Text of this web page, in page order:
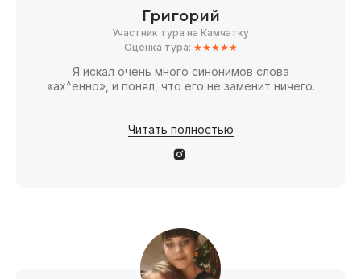
Григорий
Участник тура на Камчатку
Оценка тура: ★★★★★
Я искал очень много синонимов слова
«ах^енно», и понял, что его не заменит ничего.
Читать полностью